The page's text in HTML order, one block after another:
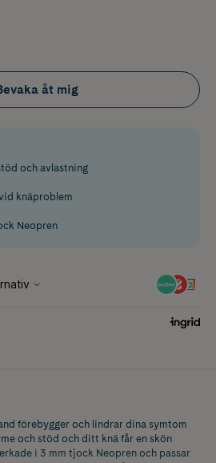
åt mig
och avlastning
knäproblem
Neopren
förebygger och lindrar dina symtom
och stöd och ditt knä får en skön
i 3 mm tjock Neopren och passar